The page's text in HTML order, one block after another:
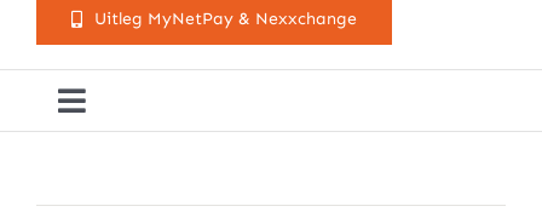
Uitleg MyNetPay & Nexxchange
Toggle